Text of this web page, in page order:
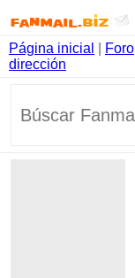
Página inicial Foro
dirección